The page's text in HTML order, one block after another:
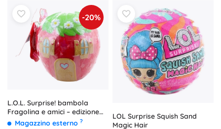
-20%
L.O.L. Surprise! bambola
Fragolina e amici – edizione
profumata da collezione
Magazzino esterno ?
LOL Surprise Squish Sand
Magic Hair